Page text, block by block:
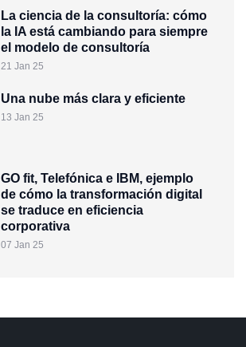
La ciencia de la consultoría: cómo
la IA está cambiando para siempre
el modelo de consultoría
21 Jan 25
Una nube más clara y eficiente
13 Jan 25
GO fit, Telefónica e IBM, ejemplo
de cómo la transformación digital
se traduce en eficiencia
corporativa
07 Jan 25